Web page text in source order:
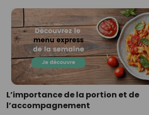
L’importance de la portion et de
l’accompagnement